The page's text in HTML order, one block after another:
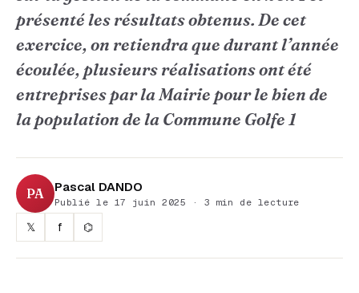
présenté les résultats obtenus. De cet
exercice, on retiendra que durant l’année
écoulée, plusieurs réalisations ont été
entreprises par la Mairie pour le bien de
la population de la Commune Golfe 1
PA Pascal DANDO
Publié le 17 juin 2025 · 3 min de lecture
𝕏 f ⌬